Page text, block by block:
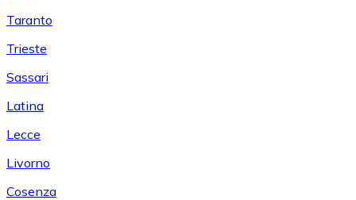
Taranto
Trieste
Sassari
Latina
Lecce
Livorno
Cosenza